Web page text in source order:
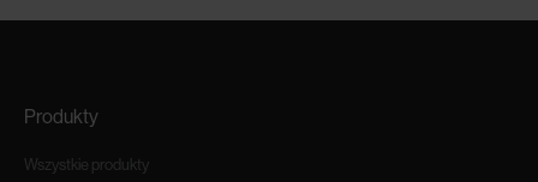
Produkty
Wszystkie produkty